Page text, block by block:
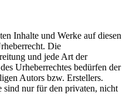
Inhalte und Werke auf diesen
Die
und jede Art der
Urheberrechtes bedürfen der
Autors bzw. Erstellers.
nur für den privaten, nicht